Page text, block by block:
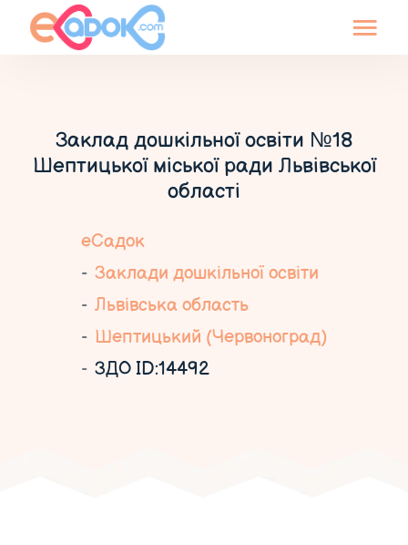
Заклад дошкільної освіти №18
Шептицької міської ради Львівської
області
еСадок
Заклади дошкільної освіти
Львівська область
Шептицький (Червоноград)
ЗДО ID:14492